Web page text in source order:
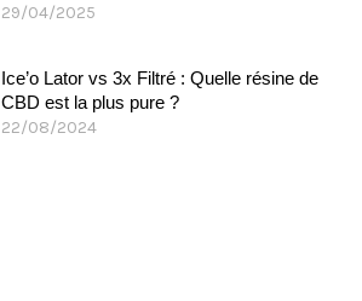
29/04/2025
Ice’o Lator vs 3x Filtré : Quelle résine de
CBD est la plus pure ?
22/08/2024